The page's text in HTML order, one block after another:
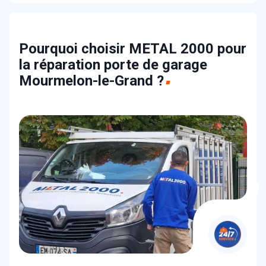
Pourquoi choisir METAL 2000 pour
la réparation porte de garage
Mourmelon-le-Grand ?